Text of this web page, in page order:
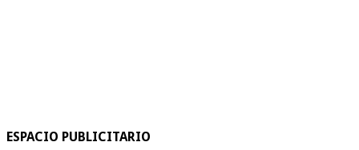
ESPACIO PUBLICITARIO